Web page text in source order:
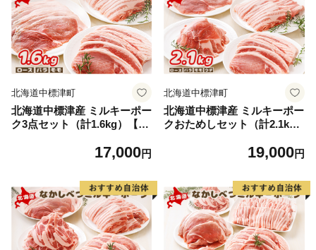
北海道中標津町
北海道中標津産 ミルキーポー
ク3点セット（計1.6kg）【15
17,000円
北海道中標津町
北海道中標津産 ミルキーポー
クおためしセット（計2.1k
19,000円